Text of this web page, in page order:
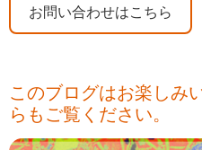
お問い合わせはこちら
このブログはお楽しみ
らもご覧ください。